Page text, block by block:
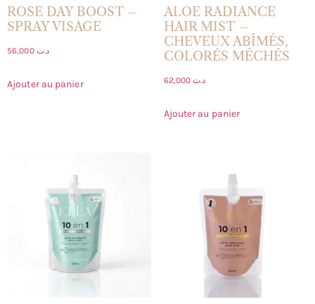
ROSE DAY BOOST –
SPRAY VISAGE
د.ت 56,000
Ajouter au panier
ALOE RADIANCE
HAIR MIST –
CHEVEUX ABÎMÉS,
COLORÉS MÉCHÉS
د.ت62,000
Ajouter au panier